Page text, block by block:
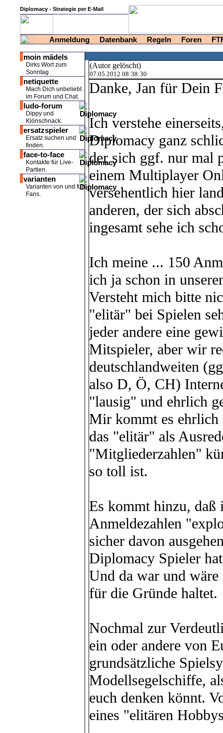
Diplomacy - Strategie per E-Mail
Anmeldung Datenbank Regeln Foren
moin mädels
Dirks Wort zum
Sonntag
netiquette
Mach Dich unbeliebt
im Forum und Chat.
ludo-forum
Dippy und
Klönschnack.
ersatzspieler
Ersatz suchen und
finden.
face-to-face
Kontakte für Live-
Partien.
varianten
Varianten von und für
Fans.
(Autor gelöscht)
07.05.2012 08:38:30
Danke, Jan für Dein
Ich verstehe
Diplomacy ganz
der sich ggf. nur mal
einem Multiplayer
versehentlich hier
anderen, der sich
ingesamt sehe ich
Ich meine ... 150
ich ja schon in
Versteht mich bitte
"elitär" bei Spielen
jeder andere eine
Mitspieler, aber wir
deutschlandweiten
also D, Ö, CH)
"lausig" und ehrlich
Mir kommt es ehrlich
das "elitär" als
"Mitgliederzahlen"
so toll ist.
Es kommt hinzu, daß
Anmeldezahlen
sicher davon
Diplomacy Spieler
Und da war und
für die Gründe haltet.
Nochmal zur
ein oder andere von
grundsätzliche
Modellsegelschiffe,
euch denken könnt.
eines "elitären